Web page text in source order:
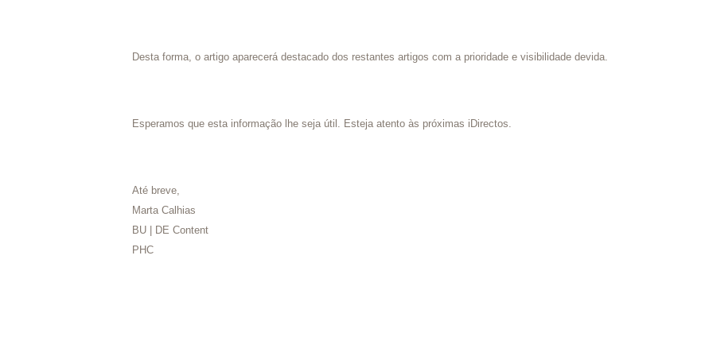
Desta forma, o artigo aparecerá destacado dos restantes artigos com a prioridade e visibilidade devida.
Esperamos que esta informação lhe seja útil. Esteja atento às próximas iDirectos.
Até breve,
Marta Calhias
BU | DE Content
PHC